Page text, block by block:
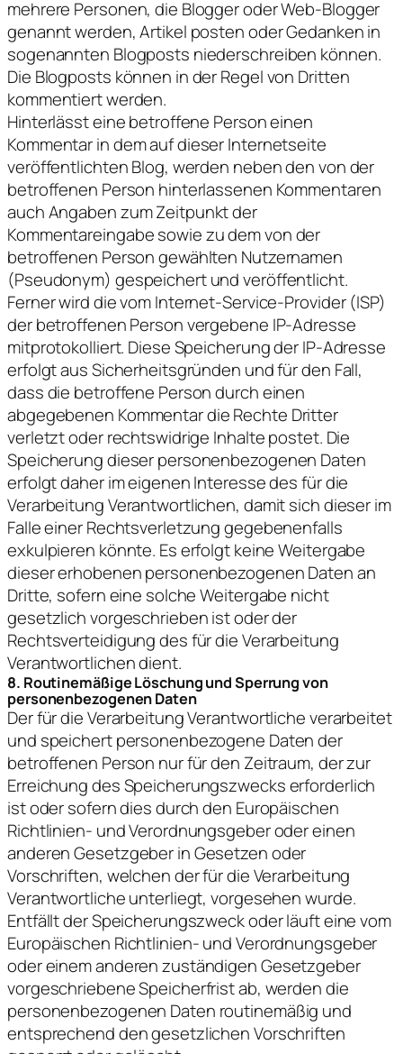
mehrere Personen, die Blogger oder Web-Blogger
genannt werden, Artikel posten oder Gedanken in
sogenannten Blogposts niederschreiben können.
Die Blogposts können in der Regel von Dritten
kommentiert werden.
Hinterlässt eine betroffene Person einen
Kommentar in dem auf dieser Internetseite
veröffentlichten Blog, werden neben den von der
betroffenen Person hinterlassenen Kommentaren
auch Angaben zum Zeitpunkt der
Kommentareingabe sowie zu dem von der
betroffenen Person gewählten Nutzernamen
(Pseudonym) gespeichert und veröffentlicht.
Ferner wird die vom Internet-Service-Provider (ISP)
der betroffenen Person vergebene IP-Adresse
mitprotokolliert. Diese Speicherung der IP-Adresse
erfolgt aus Sicherheitsgründen und für den Fall,
dass die betroffene Person durch einen
abgegebenen Kommentar die Rechte Dritter
verletzt oder rechtswidrige Inhalte postet. Die
Speicherung dieser personenbezogenen Daten
erfolgt daher im eigenen Interesse des für die
Verarbeitung Verantwortlichen, damit sich dieser im
Falle einer Rechtsverletzung gegebenenfalls
exkulpieren könnte. Es erfolgt keine Weitergabe
dieser erhobenen personenbezogenen Daten an
Dritte, sofern eine solche Weitergabe nicht
gesetzlich vorgeschrieben ist oder der
Rechtsverteidigung des für die Verarbeitung
Verantwortlichen dient.
8. Routinemäßige Löschung und Sperrung von
personenbezogenen Daten
Der für die Verarbeitung Verantwortliche verarbeitet
und speichert personenbezogene Daten der
betroffenen Person nur für den Zeitraum, der zur
Erreichung des Speicherungszwecks erforderlich
ist oder sofern dies durch den Europäischen
Richtlinien- und Verordnungsgeber oder einen
anderen Gesetzgeber in Gesetzen oder
Vorschriften, welchen der für die Verarbeitung
Verantwortliche unterliegt, vorgesehen wurde.
Entfällt der Speicherungszweck oder läuft eine vom
Europäischen Richtlinien- und Verordnungsgeber
oder einem anderen zuständigen Gesetzgeber
vorgeschriebene Speicherfrist ab, werden die
personenbezogenen Daten routinemäßig und
entsprechend den gesetzlichen Vorschriften